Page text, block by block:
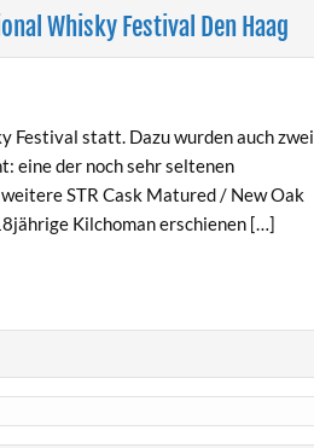
Whisky Festival Den Haag
Festival statt. Dazu wurden auch zwei
eine der noch sehr seltenen
STR Cask Matured / New Oak
Kilchoman erschienen […]